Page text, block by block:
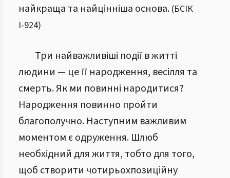
найкраща та найцінніша основа. (БСІК
І-924)
Три найважливіші події в житті
людини — це її народження, весілля та
смерть. Як ми повинні народитися?
Народження повинно пройти
благополучно. Наступним важливим
моментом є одруження. Шлюб
необхідний для життя, тобто для того,
щоб створити чотирьохпозиційну